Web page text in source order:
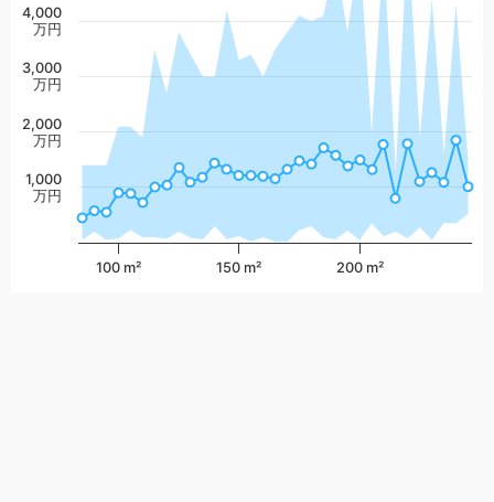
100 m² 150 m² 200 m²
1,000
万円
2,000
万円
3,000
万円
4,000
万円